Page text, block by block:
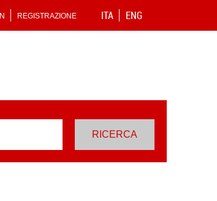
ITA ENG
REGISTRAZIONE